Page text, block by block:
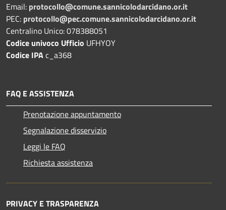
Email: protocollo@comune.sannicolodarcidano.or.it
PEC: protocollo@pec.comune.sannicolodarcidano.or.it
Centralino Unico: 078388051
Codice univoco Ufficio UFHYOY
Codice IPAc_a368
FAQ E ASSISTENZA
Prenotazione appuntamento
Segnalazione disservizio
Leggi le FAQ
Richiesta assistenza
PRIVACY E TRASPARENZA